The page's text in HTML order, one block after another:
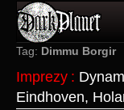
Artykuły
Użytkownicy
Tag: Dimmu Borgir
Imprezy :
Eindhoven,